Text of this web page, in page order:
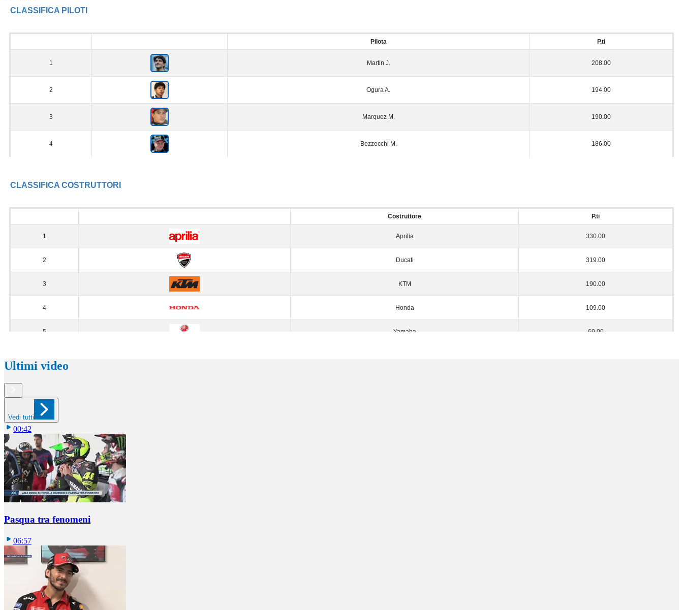
Ultimi video
Vedi tutti
00:42
Pasqua tra fenomeni
06:57